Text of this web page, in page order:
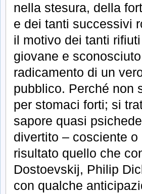
nella stesura, della
e dei tanti successivi
il motivo dei tanti
giovane e
radicamento di un
pubblico. Perché non
per stomaci forti; si
sapore quasi
divertito – cosciente
risultato quello che
Dostoevskij, Philip
con qualche